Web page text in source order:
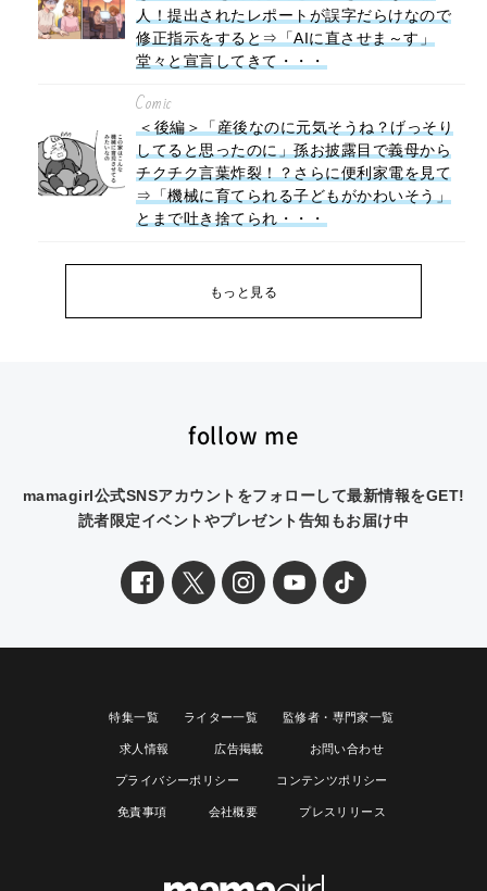
人！提出されたレポートが誤字だらけなので
修正指示をすると⇒「AIに直させま～す」
堂々と宣言してきて・・・
Comic
＜後編＞「産後なのに元気そうね？げっそり
してると思ったのに」孫お披露目で義母から
チクチク言葉炸裂！？さらに便利家電を見て
⇒「機械に育てられる子どもがかわいそう」
とまで吐き捨てられ・・・
もっと見る
follow me
mamagirl公式SNSアカウントをフォローして最新情報をGET!
読者限定イベントやプレゼント告知もお届け中
特集一覧 ライター一覧 監修者・専門家一覧
求人情報 広告掲載 お問い合わせ
プライバシーポリシー コンテンツポリシー
免責事項 会社概要 プレスリリース